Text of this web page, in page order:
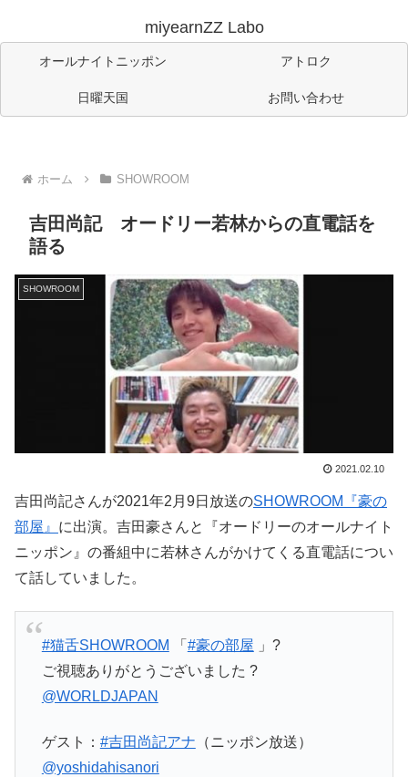
miyearnZZ Labo
オールナイトニッポン アトロク
日曜天国 お問い合わせ
ホーム SHOWROOM
吉田尚記 オードリー若林からの直電話を
語る
SHOWROOM
2021.02.10
吉田尚記さんが2021年2月9日放送のSHOWROOM『豪の
部屋』 に出演。吉田豪さんと『オードリーのオールナイト
ニッポン』の番組中に若林さんがかけてくる直電話につい
て話していました。
#猫舌SHOWROOM 「 #豪の部屋 」?
ご視聴ありがとうございました ?
@WORLDJAPAN
ゲスト： #吉田尚記アナ （ニッポン放送）
@yoshidahisanori